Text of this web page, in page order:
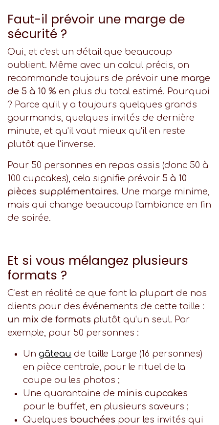
Faut-il prévoir une marge de
sécurité ?
Oui, et c'est un détail que beaucoup
oublient. Même avec un calcul précis, on
recommande toujours de prévoir une marge
de 5 à 10 % en plus du total estimé. Pourquoi
? Parce qu'il y a toujours quelques grands
gourmands, quelques invités de dernière
minute, et qu'il vaut mieux qu'il en reste
plutôt que l'inverse.
Pour 50 personnes en repas assis (donc 50 à
100 cupcakes), cela signifie prévoir 5 à 10
pièces supplémentaires. Une marge minime,
mais qui change beaucoup l'ambiance en fin
de soirée.
Et si vous mélangez plusieurs
formats ?
C'est en réalité ce que font la plupart de nos
clients pour des événements de cette taille :
un mix de formats plutôt qu'un seul. Par
exemple, pour 50 personnes :
Un gâteau de taille Large (16 personnes)
en pièce centrale, pour le rituel de la
coupe ou les photos ;
Une quarantaine de minis cupcakes
pour le buffet, en plusieurs saveurs ;
Quelques bouchées pour les invités qui